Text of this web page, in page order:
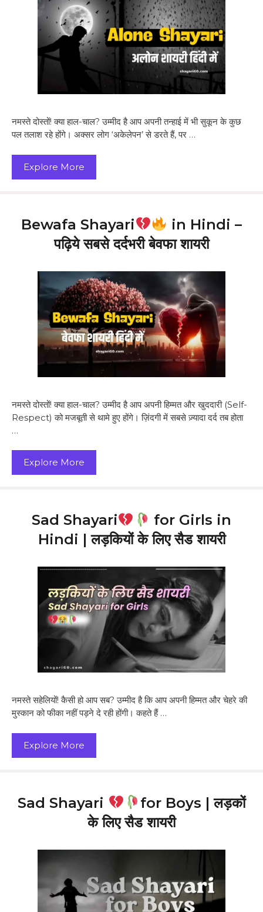
नमस्ते दोस्तों! क्या हाल-चाल? उम्मीद है आप अपनी तन्हाई में भी सुकून के कुछ
पल तलाश रहे होंगे। अक्सर लोग ‘अकेलेपन’ से डरते हैं, पर …
Explore More
Bewafa Shayari
in Hindi –
पढ़िये सबसे दर्दभरी बेवफा शायरी
नमस्ते दोस्तों! क्या हाल-चाल? उम्मीद है आप अपनी हिम्मत और खुददारी (Self-
Respect) को मजबूती से थामे हुए होंगे। ज़िंदगी में सबसे ज़्यादा दर्द तब होता
…
Explore More
Sad Shayari
for Girls in
Hindi | लड़कियों के लिए सैड शायरी
नमस्ते सहेलियों! कैसी हो आप सब? उम्मीद है कि आप अपनी हिम्मत और चेहरे की
मुस्कान को फीका नहीं पड़ने दे रही होंगी। कहते हैं …
Explore More
Sad Shayari
for Boys | लड़कों
के लिए सैड शायरी